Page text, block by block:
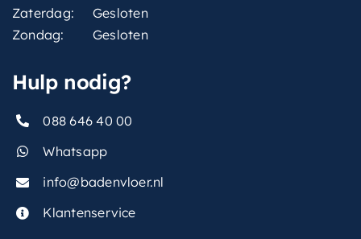
Zaterdag:
Gesloten
Zondag:
Gesloten
Hulp nodig?
088 646 40 00
Whatsapp
info@badenvloer.nl
Klantenservice